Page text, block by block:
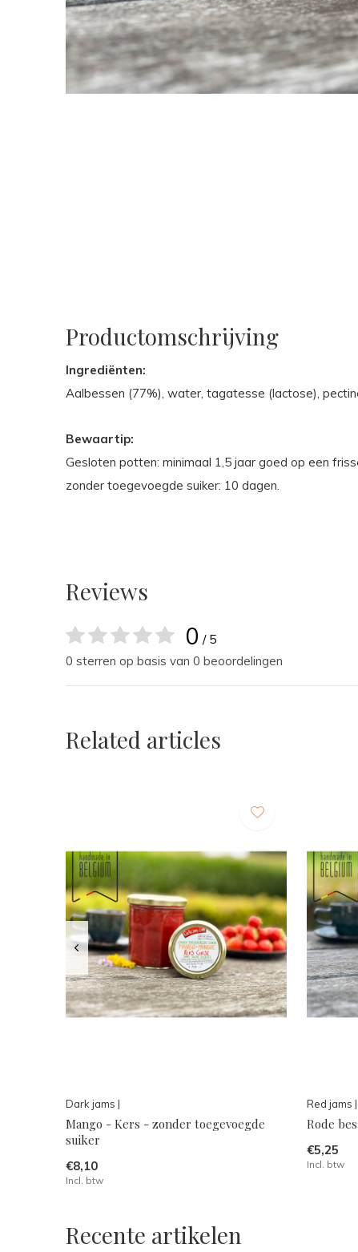
Productomschrijving
Ingrediënten:
Aalbessen (77%), water, tagatesse (lactose),
Bewaartip:
Gesloten potten: minimaal 1,5 jaar goed op een
zonder toegevoegde suiker: 10 dagen.
Reviews
0 / 5
0 sterren op basis van 0 beoordelingen
Related articles
Dark jams |
Mango - Kers - zonder toegevoegde
suiker
€8,10
Incl. btw
Red jams |
Rode bes
€5,25
Incl. btw
Recente artikelen